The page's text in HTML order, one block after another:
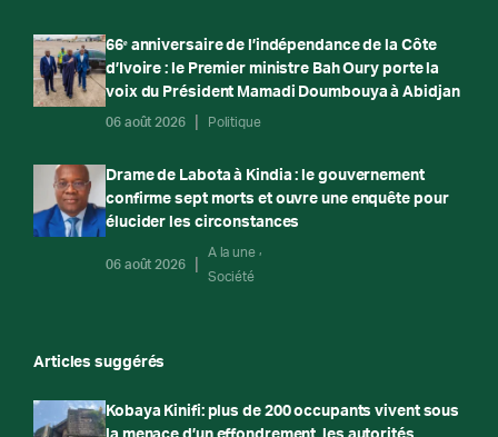
66ᵉ anniversaire de l’indépendance de la Côte
d’Ivoire : le Premier ministre Bah Oury porte la
voix du Président Mamadi Doumbouya à Abidjan
06 août 2026 Politique
Drame de Labota à Kindia : le gouvernement
confirme sept morts et ouvre une enquête pour
élucider les circonstances
06 août 2026
A la une
Société
Articles suggérés
Kobaya Kinifi: plus de 200 occupants vivent sous